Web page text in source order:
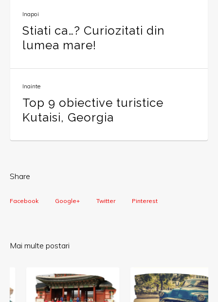
Inapoi
Stiati ca…? Curiozitati din
lumea mare!
Inainte
Top 9 obiective turistice
Kutaisi, Georgia
Share
Facebook Google+ Twitter Pinterest
Mai multe postari